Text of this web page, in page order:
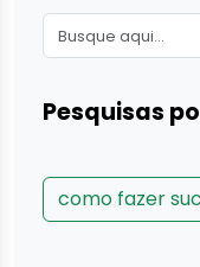
Pesquisas
como fazer